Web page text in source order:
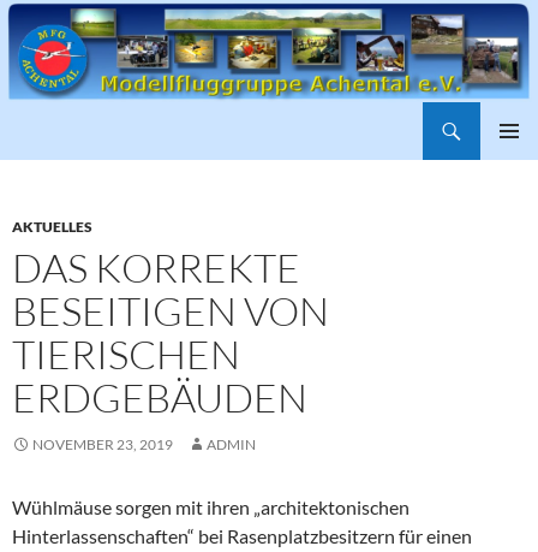
AKTUELLES
DAS KORREKTE
BESEITIGEN VON
TIERISCHEN
ERDGEBÄUDEN
NOVEMBER 23, 2019 ADMIN
Wühlmäuse sorgen mit ihren „architektonischen
Hinterlassenschaften“ bei Rasenplatzbesitzern für einen